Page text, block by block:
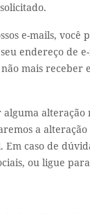
e-mails, você
endereço de
mais receber
alteração
a alteração
Em caso de
ou ligue